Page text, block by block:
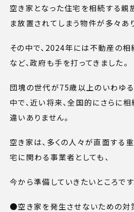
空き家となった住宅を相続する親
ま放置されてしまう物件が多々あり
その中で、2024年には不動産の
など、政府も手を打ってきました。
団塊の世代が75歳以上のいわゆ
中で、近い将来、全国的にさらに
違いありません。
空き家は、多くの人々が直面する
宅に関わる事業者としても、
今から準備していきたいところです
●空き家を発生させないための対